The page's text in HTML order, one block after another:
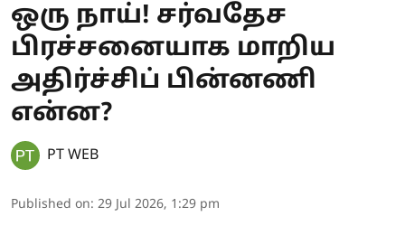
ஒரு நாய்! சர்வதேச
பிரச்சனையாக மாறிய
அதிர்ச்சிப் பின்னணி
என்ன?
PT WEB
Published on: 29 Jul 2026, 1:29 pm